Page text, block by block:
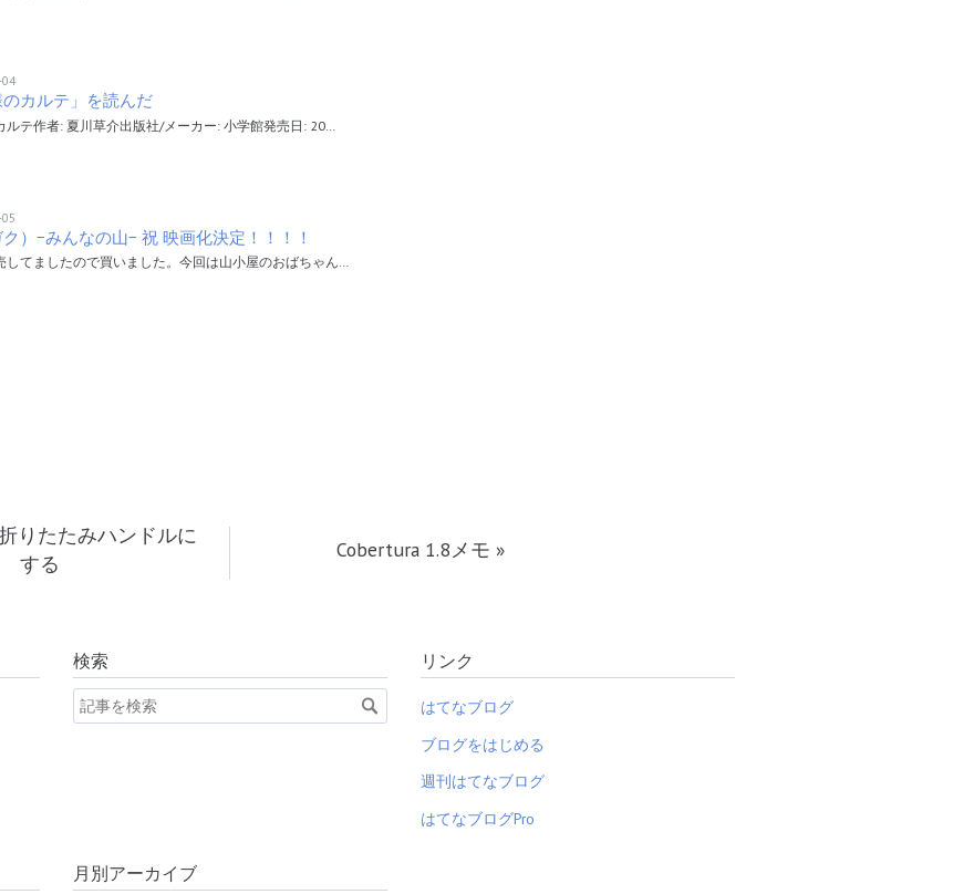
のカルテ」を読んだ
ルテ作者: 夏川草介出版社/メーカー: 小学館発売日: 20…
）−みんなの山− 祝 映画化決定！！！！
してましたので買いました。今回は山小屋のおばちゃん…
りたたみハンドルに
する
Cobertura 1.8メモ »
検索 リンク
はてなブログ
ブログをはじめる
週刊はてなブログ
はてなブログPro
月別アーカイブ